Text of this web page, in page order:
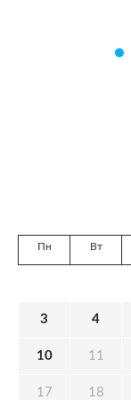
Пн Вт
3 4
10 11
17 18